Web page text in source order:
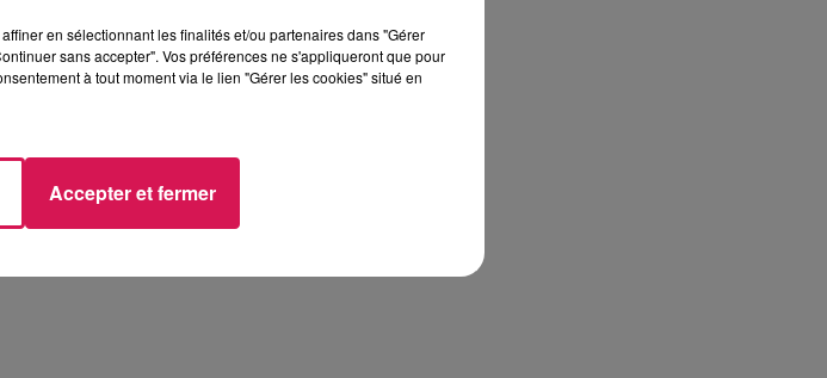
en sélectionnant les finalités et/ou partenaires dans "Gérer
sans accepter". Vos préférences ne s'appliqueront que pour
à tout moment via le lien "Gérer les cookies" situé en
Accepter et fermer